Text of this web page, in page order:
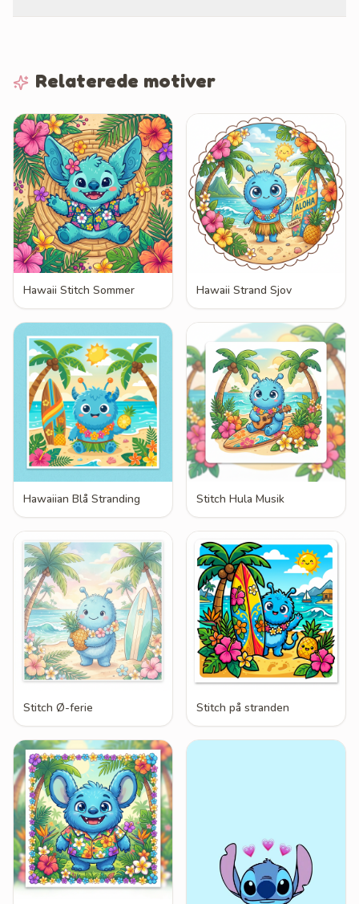
Relaterede motiver
Hawaii Stitch Sommer Hawaii Strand Sjov
Hawaiian Blå Stranding Stitch Hula Musik
Stitch Ø-ferie Stitch på stranden